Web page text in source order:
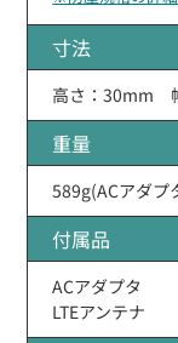
寸法
高さ：30mm
重量
589g(ACアダプ
付属品
ACアダプタ
LTEアンテナ